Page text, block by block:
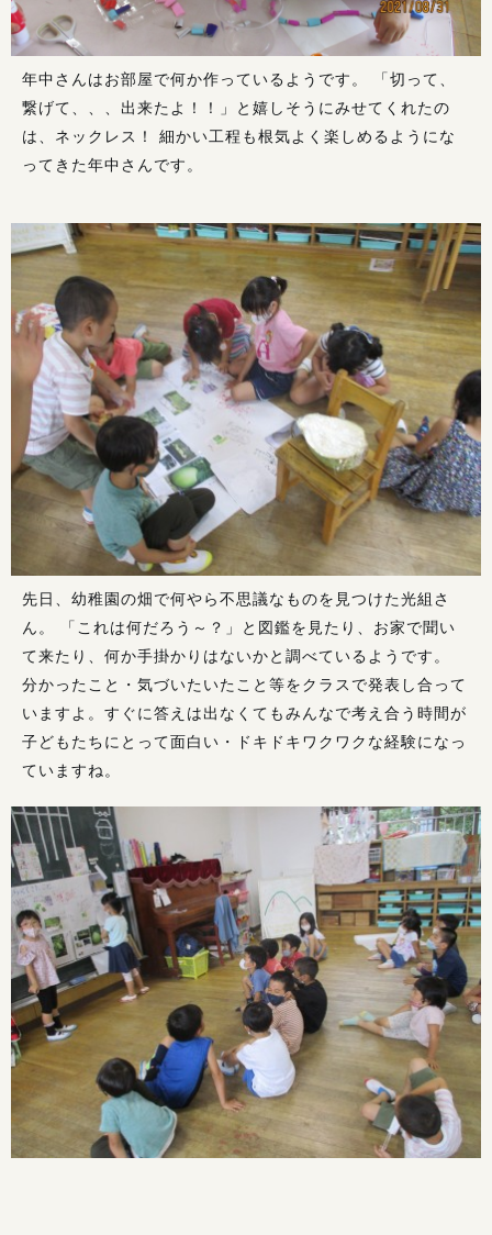
年中さんはお部屋で何か作っているようです。 「切って、
繋げて、、、出来たよ！！」と嬉しそうにみせてくれたの
は、ネックレス！ 細かい工程も根気よく楽しめるようにな
ってきた年中さんです。
先日、幼稚園の畑で何やら不思議なものを見つけた光組さ
ん。 「これは何だろう～？」と図鑑を見たり、お家で聞い
て来たり、何か手掛かりはないかと調べているようです。
分かったこと・気づいたいたこと等をクラスで発表し合って
いますよ。すぐに答えは出なくてもみんなで考え合う時間が
子どもたちにとって面白い・ドキドキワクワクな経験になっ
ていますね。